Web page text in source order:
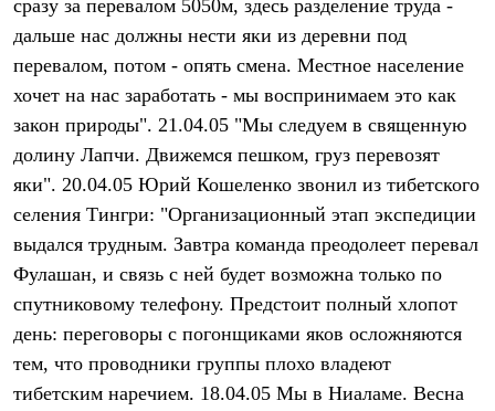
Штормовая одежда
Куртки
Софтшелл одежда
Куртки
Брюки
Флисовая одежда
Куртки
Брюки
Термобелье
Теплое термобелье
Среднее термобелье
Легкое термобелье
Лёгкая одежда
Футболки
Рубашки
Толстовки
Брюки
сразу за перевалом 5050м, здесь разделение труда -
дальше нас должны нести яки из деревни под
перевалом, потом - опять смена. Местное население
хочет на нас заработать - мы воспринимаем это как
закон природы". 21.04.05 "Мы следуем в священную
долину Лапчи. Движемся пешком, груз перевозят
яки". 20.04.05 Юрий Кошеленко звонил из тибетского
селения Тингри: "Организационный этап экспедиции
выдался трудным. Завтра команда преодолеет перевал
Фулашан, и связь с ней будет возможна только по
спутниковому телефону. Предстоит полный хлопот
день: переговоры с погонщиками яков осложняются
тем, что проводники группы плохо владеют
тибетским наречием. 18.04.05 Мы в Ниаламе. Весна